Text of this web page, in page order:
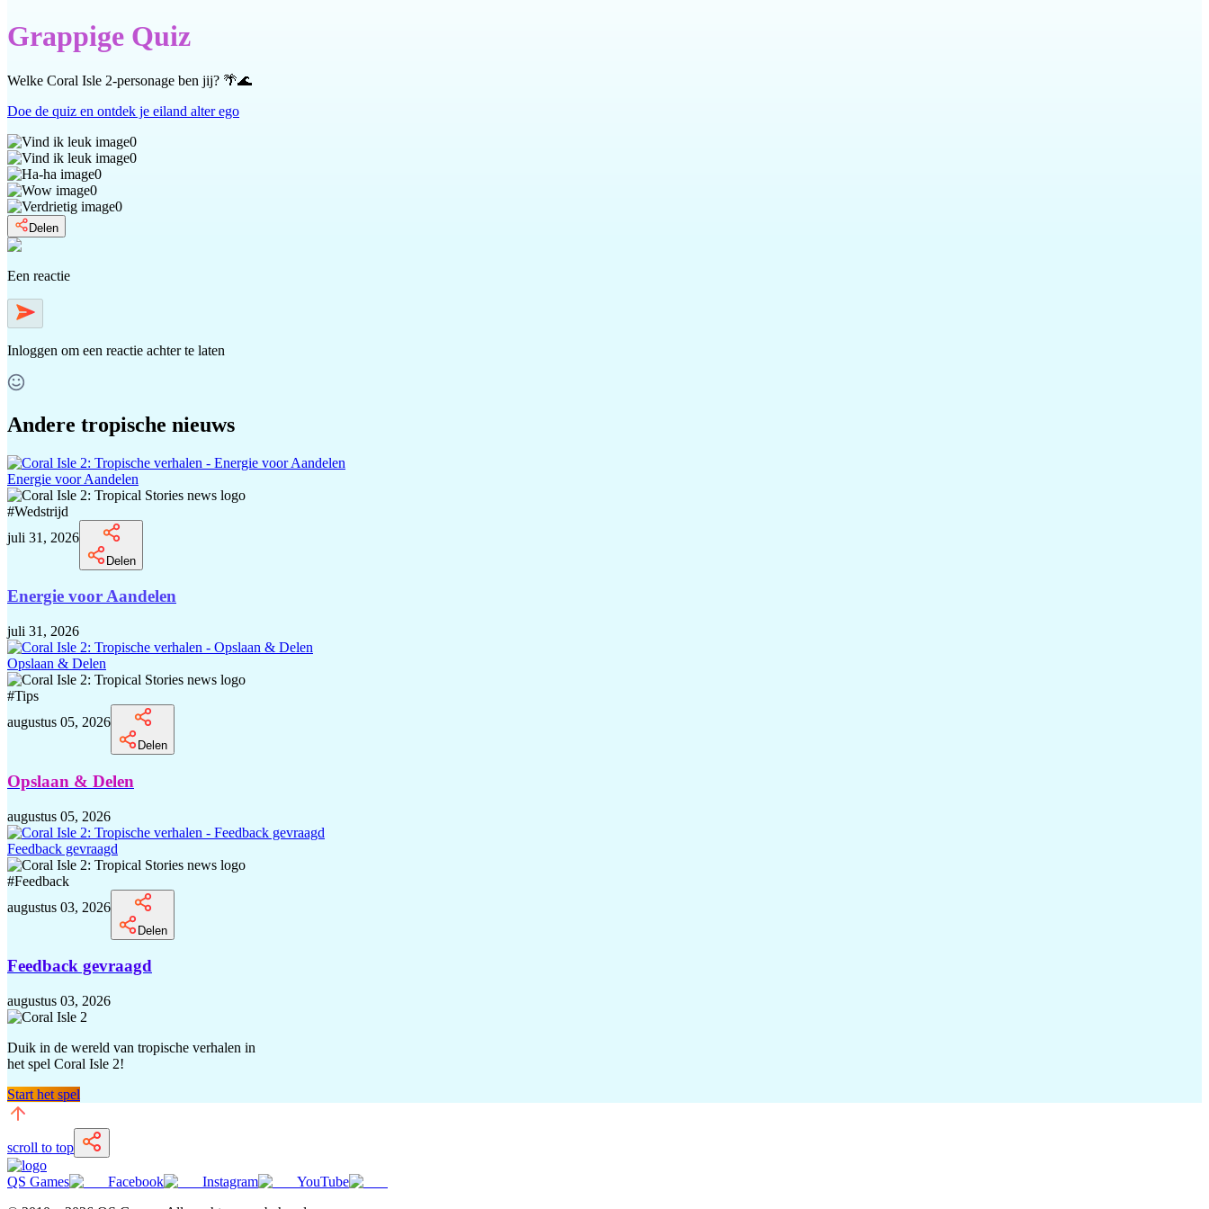
Grappige Quiz
Welke Coral Isle 2-personage ben jij? 🌴🌊
Doe de quiz en ontdek je eiland alter ego
0
0
0
0
0
Delen
Een reactie
Inloggen om een reactie achter te laten
Andere tropische nieuws
Energie voor Aandelen
#Wedstrijd
juli 31, 2026
Delen
Energie voor Aandelen
juli 31, 2026
Opslaan & Delen
#Tips
augustus 05, 2026
Delen
Opslaan & Delen
augustus 05, 2026
Feedback gevraagd
#Feedback
augustus 03, 2026
Delen
Feedback gevraagd
augustus 03, 2026
Duik in de wereld van tropische verhalen in
het spel Coral Isle 2!
Start het spel
scroll to top
QS Games Facebook Instagram
YouTube